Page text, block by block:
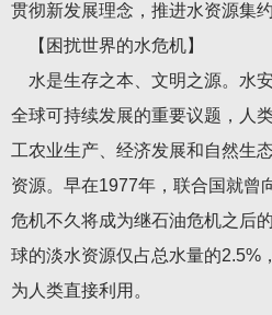
贯彻新发展理念，推进水资源集约
【困扰世界的水危机】
水是生存之本、文明之源。水
全球可持续发展的重要议题，人
工农业生产、经济发展和自然生
资源。早在1977年，联合国就曾
危机不久将成为继石油危机之后
球的淡水资源仅占总水量的2.5%
为人类直接利用。